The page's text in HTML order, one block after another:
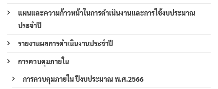
แผนและความก้าวหน้าในการดำเนินงานและการใช้งบประมาณ
ประจำปี
รายงานผลการดำเนินงานประจำปี
การควบคุมภายใน
การควบคุมภายใน ปีงบประมาณ พ.ศ.2566